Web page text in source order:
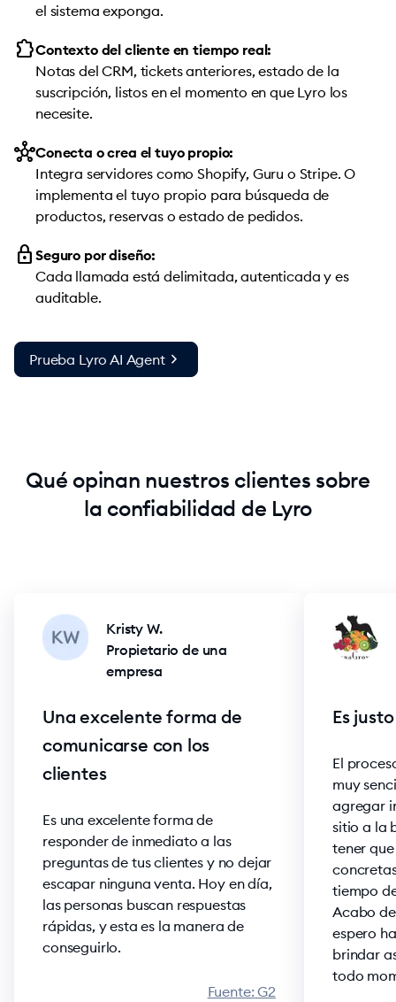
el sistema exponga.
extensionContexto del cliente en tiempo real:
Notas del CRM, tickets anteriores, estado de la
suscripción, listos en el momento en que Lyro los
necesite.
hubConecta o crea el tuyo propio:
Integra servidores como Shopify, Guru o Stripe. O
implementa el tuyo propio para búsqueda de
productos, reservas o estado de pedidos.
lock Seguro por diseño:
Cada llamada está delimitada, autenticada y es
auditable.
Prueba Lyro AI Agentchevron_right
Qué opinan nuestros clientes sobre
la confiabilidad de Lyro
Kristy W.
Propietario de una
empresa
Una excelente forma de
comunicarse con los
clientes
Es una excelente forma de
responder de inmediato a las
preguntas de tus clientes y no dejar
escapar ninguna venta. Hoy en día,
las personas buscan respuestas
rápidas, y esta es la manera de
conseguirlo.
Fuente:G2
Es
El
muy
agregar
sitio a la
tener
tiempo
Acabo
espero
brindar
todo